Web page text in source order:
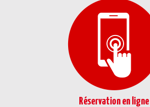
Réservation en ligne